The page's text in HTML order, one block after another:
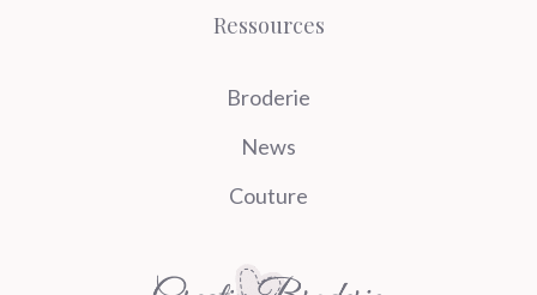
Ressources
Broderie
News
Couture